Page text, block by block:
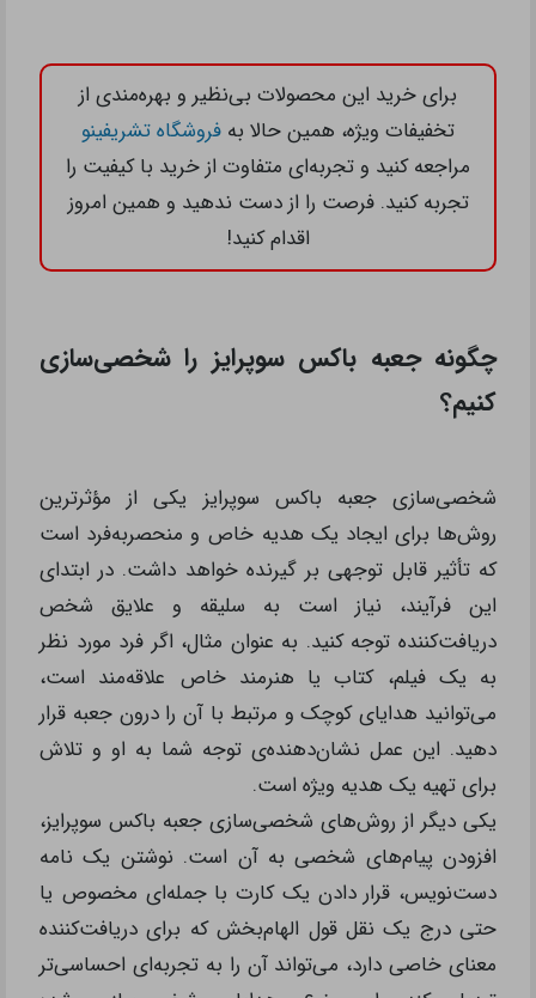
برای خرید این محصولات بی‌نظیر و بهره‌مندی از
تخفیفات ویژه، همین حالا بهفروشگاه تشریفینو
مراجعه کنید و تجربه‌ای متفاوت از خرید با کیفیت را
تجربه کنید. فرصت را از دست ندهید و همین امروز
اقدام کنید!
چگونه جعبه باکس سوپرایز را شخصی‌سازی
کنیم؟
شخصی‌سازی جعبه باکس سوپرایز یکی از مؤثرترین